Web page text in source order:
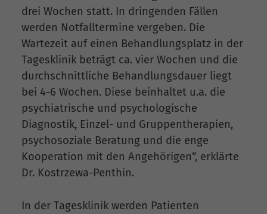
drei Wochen statt. In dringenden Fällen
werden Notfalltermine vergeben. Die
Wartezeit auf einen Behandlungsplatz in der
Tagesklinik beträgt ca. vier Wochen und die
durchschnittliche Behandlungsdauer liegt
bei 4-6 Wochen. Diese beinhaltet u.a. die
psychiatrische und psychologische
Diagnostik, Einzel- und Gruppentherapien,
psychosoziale Beratung und die enge
Kooperation mit den Angehörigen“, erklärte
Dr. Kostrzewa-Penthin.
In der Tagesklinik werden Patienten